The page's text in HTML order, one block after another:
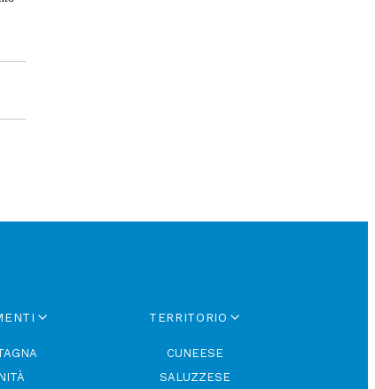
TERRITORIO
CUNEESE
SALUZZESE